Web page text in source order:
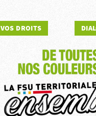
VOS DROITS